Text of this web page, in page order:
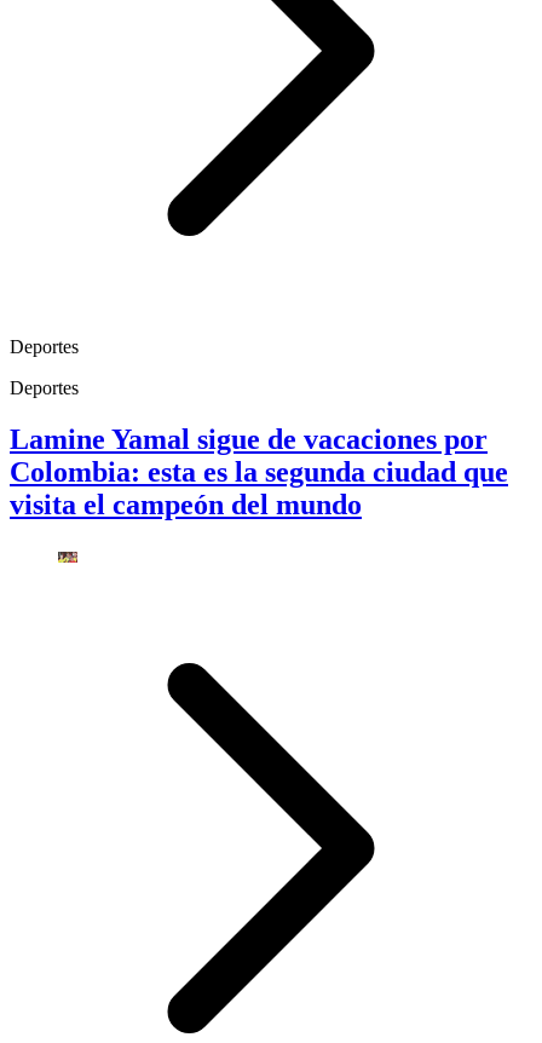
Deportes
Deportes
Lamine Yamal sigue de vacaciones por
Colombia: esta es la segunda ciudad que
visita el campeón del mundo